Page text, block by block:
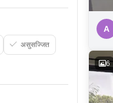
A
6
असुसज्जित